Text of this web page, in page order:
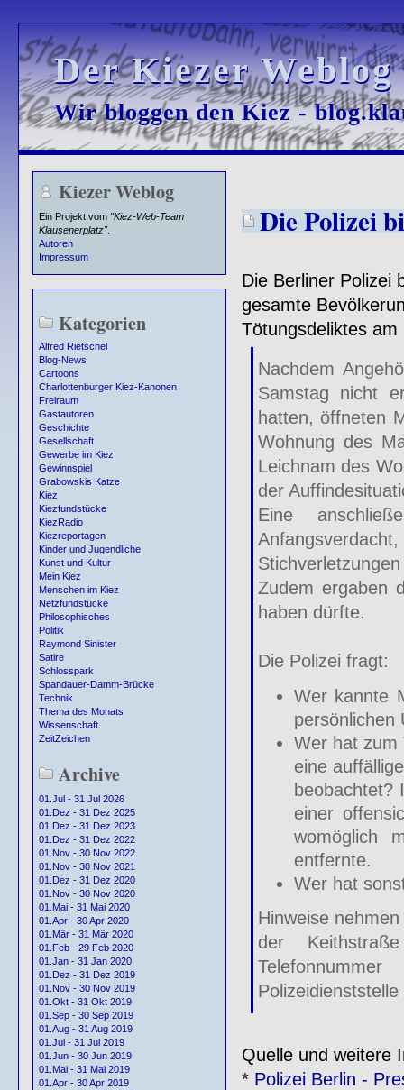
Der Kiezer
Der Kiezer
Wir bloggen den Kiez -
Wir bloggen den Kiez -
Kiezer Weblog
Ein Projekt vom "Kiez-Web-Team
Klausenerplatz".
Autoren
Impressum
Kategorien
Alfred Rietschel
Blog-News
Cartoons
Charlottenburger Kiez-Kanonen
Freiraum
Gastautoren
Geschichte
Gesellschaft
Gewerbe im Kiez
Gewinnspiel
Grabowskis Katze
Kiez
Kiezfundstücke
KiezRadio
Kiezreportagen
Kinder und Jugendliche
Kunst und Kultur
Mein Kiez
Menschen im Kiez
Netzfundstücke
Philosophisches
Politik
Raymond Sinister
Satire
Schlosspark
Spandauer-Damm-Brücke
Technik
Thema des Monats
Wissenschaft
ZeitZeichen
Archive
01.Jul - 31 Jul 2026
01.Dez - 31 Dez 2025
01.Dez - 31 Dez 2023
01.Dez - 31 Dez 2022
01.Nov - 30 Nov 2022
01.Nov - 30 Nov 2021
01.Dez - 31 Dez 2020
01.Nov - 30 Nov 2020
01.Mai - 31 Mai 2020
01.Apr - 30 Apr 2020
01.Mär - 31 Mär 2020
01.Feb - 29 Feb 2020
01.Jan - 31 Jan 2020
01.Dez - 31 Dez 2019
01.Nov - 30 Nov 2019
01.Okt - 31 Okt 2019
01.Sep - 30 Sep 2019
01.Aug - 31 Aug 2019
01.Jul - 31 Jul 2019
01.Jun - 30 Jun 2019
01.Mai - 31 Mai 2019
01.Apr - 30 Apr 2019
Die Polizei
Die Berliner Polizei
gesamte
Tötungsdeliktes
Nachdem
Samstag nicht
hatten, öffneten
Wohnung des
Leichnam des
der
Eine
Zudem ergaben
haben dürfte.
Die Polizei fragt:
Wer kannte
persönlichen
Wer hat zum
eine
beobachtet?
einer
womöglich
entfernte.
Wer hat
Hinweise
der
Quelle und weitere
* Polizei Berlin -